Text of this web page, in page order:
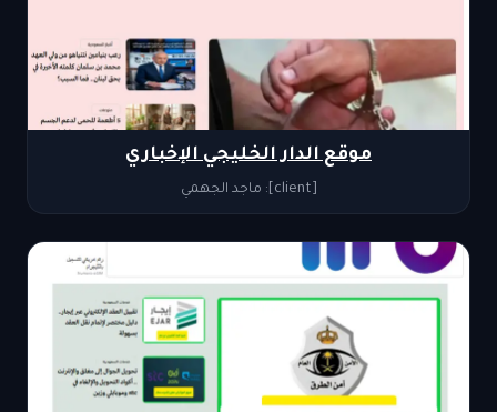
موقع الدار الخليجي الإخباري
[client]: ماجد الجهمي